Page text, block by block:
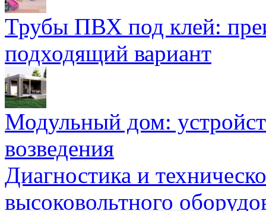
Трубы ПВХ под клей:
подходящий вариант
Модульный дом:
возведения
Диагностика и
высоковольтного